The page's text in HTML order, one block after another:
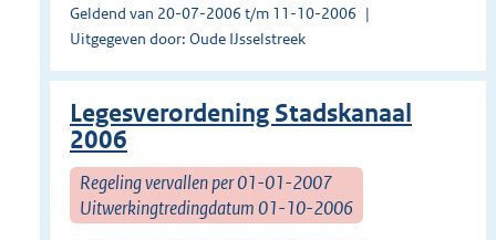
Geldend van 20-07-2006 t/m 11-10-2006
Uitgegeven door: Oude IJsselstreek
Legesverordening Stadskanaal
2006
Regeling vervallen per 01-01-2007
Uitwerkingtredingdatum 01-10-2006